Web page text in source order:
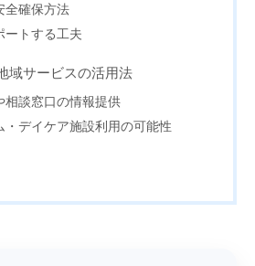
全確保方法
ートする工夫
域サービスの活用法
相談窓口の情報提供
・デイケア施設利用の可能性